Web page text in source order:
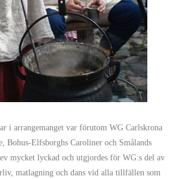
i arrangemanget var förutom WG Carlskrona
Bohus-Elfsborghs Caroliner och Smålands
mycket lyckad och utgjordes för WG:s del av
matlagning och dans vid alla tillfällen som